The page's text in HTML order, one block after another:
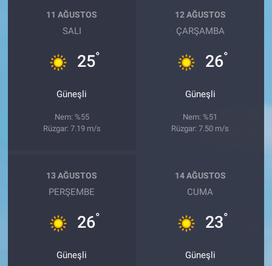
11 AĞUSTOS
SALI
25°
Güneşli
Nem: %55
Rüzgar: 7.19 m/s
12 AĞUSTOS
ÇARŞAMBA
26°
Güneşli
Nem: %51
Rüzgar: 7.50 m/s
13 AĞUSTOS
PERŞEMBE
26°
Güneşli
14 AĞUSTOS
CUMA
23°
Güneşli